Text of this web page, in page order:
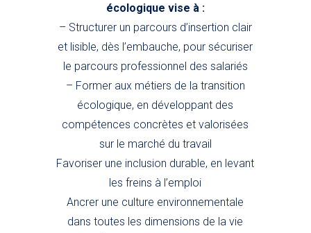
écologique vise à :
– Structurer un parcours d’insertion clair
et lisible, dès l’embauche, pour sécuriser
le parcours professionnel des salariés
– Former aux métiers de la transition
écologique, en développant des
compétences concrètes et valorisées
sur le marché du travail
Favoriser une inclusion durable, en levant
les freins à l’emploi
Ancrer une culture environnementale
dans toutes les dimensions de la vie